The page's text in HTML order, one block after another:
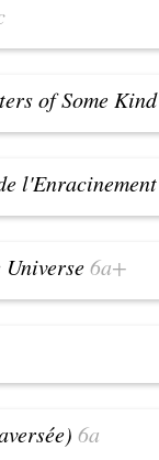
of Some Kind
l'Enracinement
6a+
6a